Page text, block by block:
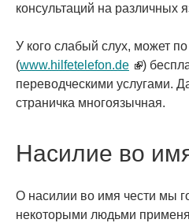
консультаций на различных
У кого слабый слух, может
(www.hilfetelefon.de (link is
)
переводческими услугами.
страничка многоязычная.
Насилие во
О насилии во имя чести мы
некоторыми людьми